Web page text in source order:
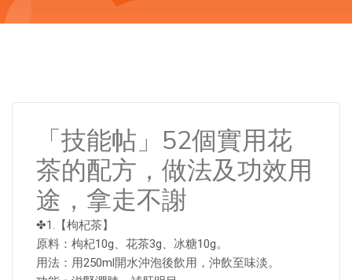
「技能帖」52個實用花
茶的配方，做法及功效用
途，拿走不謝
✤1.【枸杞茶】
原料：枸杞10g、花茶3g、冰糖10g。
用法：用250ml開水沖泡後飲用，沖飲至味淡。